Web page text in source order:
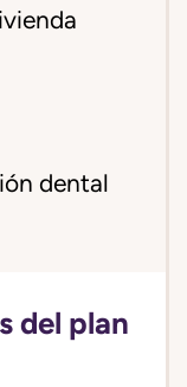
dental
del plan